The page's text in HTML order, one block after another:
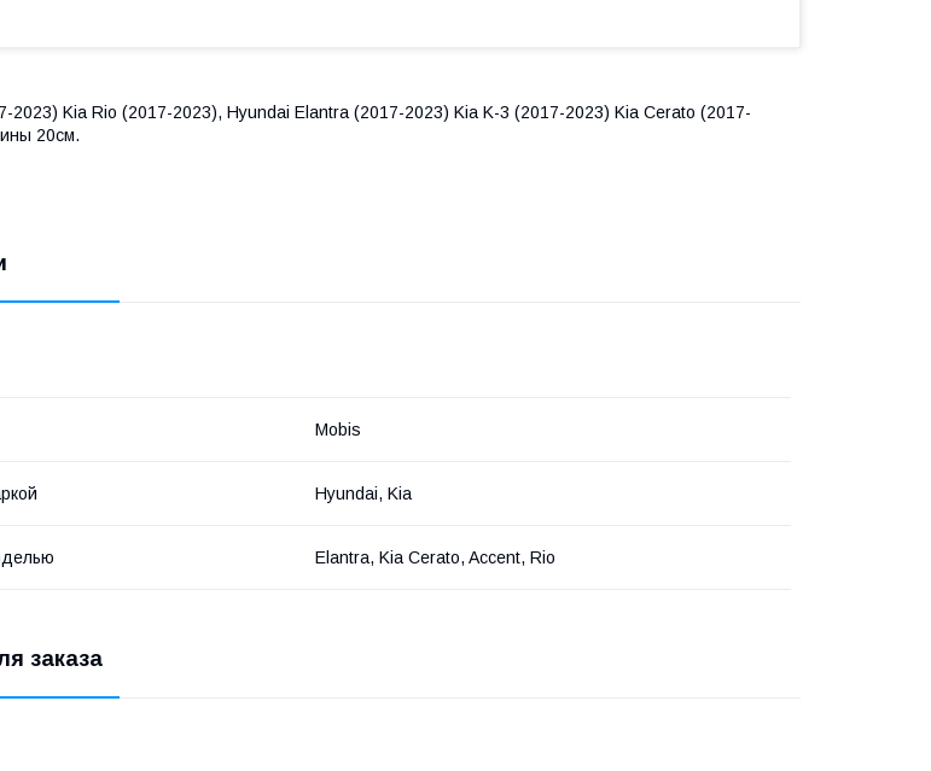
2023) Kia Rio (2017-2023), Hyundai Elantra (2017-2023) Kia K-3 (2017-2023) Kia Cerato (2017-
20см.
Mobis
Hyundai, Kia
Elantra, Kia Cerato, Accent, Rio
заказа